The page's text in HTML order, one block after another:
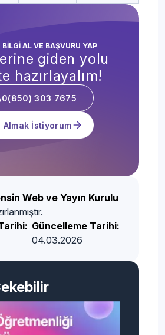
BİLGİ AL VE BAŞVURU YAP
giden yolu
hazırlayalım!
0(850) 303 7675
Almak İstiyorum
Web ve Yayın Kurulu
Güncelleme Tarihi:
04.03.2026